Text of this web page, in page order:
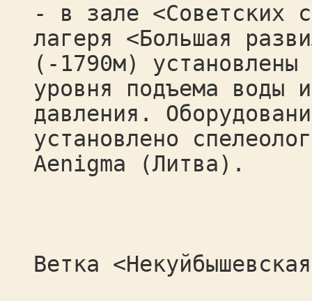
- в зале <Советских
лагеря <Большая
(-1790м) установлены
уровня подъема воды
давления.
установлено
Aenigma (Литва).
Ветка